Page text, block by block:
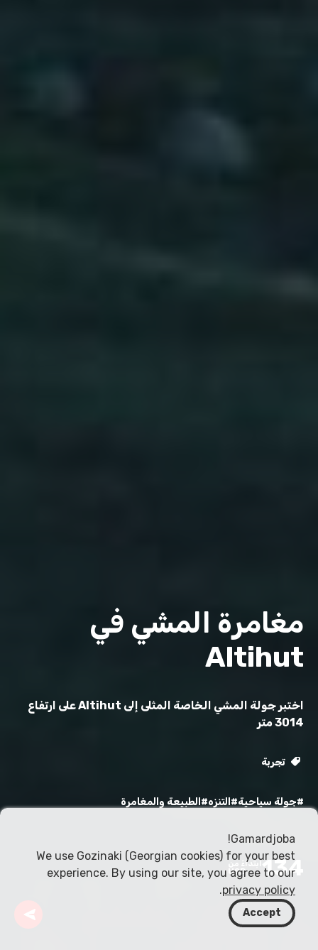
مغامرة المشي في
Altihut
اختبر جولة المشي الخاصة المثلى إلى Altihut على ارتفاع
3014 متر
تجربة
#جولة سياحية#التنزه#الطبيعة والمغامرة
134ابتداءً من
USD
Gamardjoba!
We use Gozinaki (Georgian cookies) for your best
experience. By using our site, you agree to our
privacy policy
.
Accept